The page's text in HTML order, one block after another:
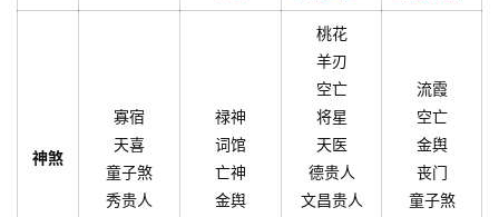
神煞
寡宿
天喜
童子煞
秀贵人
禄神
词馆
亡神
金舆
桃花
羊刃
空亡
将星
天医
德贵人
文昌贵人
流霞
空亡
金舆
丧门
童子煞